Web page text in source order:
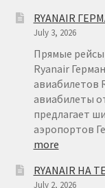
RYANAIR
July 3, 2026
Прямые рейсы
Ryanair
авиабилетов
авиабилеты
предлагает
аэропортов
more:
RYANAIR НА
July 2, 2026